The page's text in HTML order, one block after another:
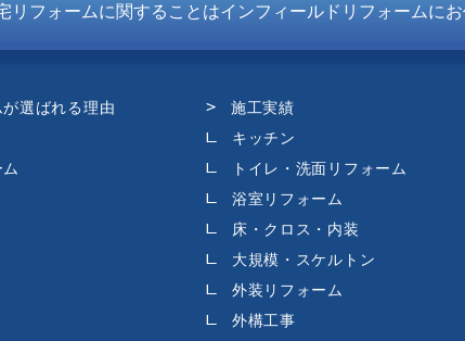
リフォームに関することはインフィールドリフォームにお
選ばれる理由
施工実績
キッチン
トイレ・洗面リフォーム
浴室リフォーム
床・クロス・内装
大規模・スケルトン
外装リフォーム
外構工事